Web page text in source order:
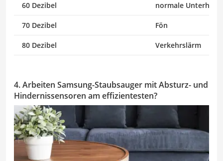
60 Dezibel normale
70 Dezibel Fön
80 Dezibel Verkehrslärm
4. Arbeiten Samsung-Staubsauger mit Absturz- und
Hindernissensoren am effizientesten?